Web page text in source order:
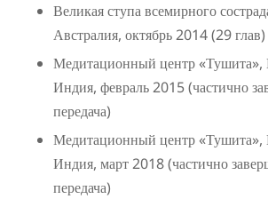
Великая ступа всемирного
Австралия, октябрь 2014 (29 глав)
Медитационный центр
Индия, февраль 2015 (частично
передача)
Медитационный центр
Индия, март 2018 (частично
передача)